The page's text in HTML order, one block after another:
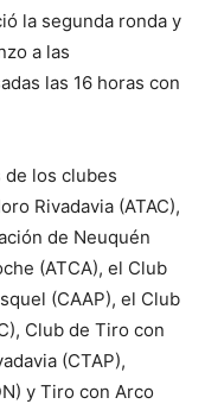
la segunda ronda y
a las
las 16 horas con
los clubes
Rivadavia (ATAC),
de Neuquén
(ATCA), el Club
(CAAP), el Club
Club de Tiro con
(CTAP),
y Tiro con Arco